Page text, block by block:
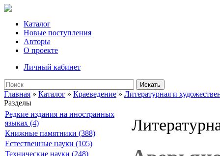
Каталог
Новые поступления
Авторы
О проекте
Личный кабинет
Искать
Главная » Каталог » Краеведение » Литературная и
Разделы
Редкие издания на иностранных
языках (4)
Книжные памятники (388)
Естественные науки (105)
Технические науки (248)